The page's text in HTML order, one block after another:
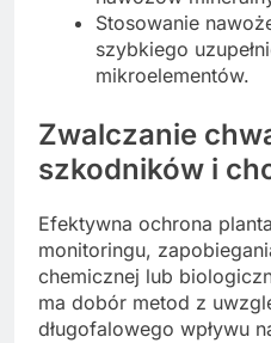
Stosowanie
szybkiego
mikroelementów.
Zwalczanie
szkodników i
Efektywna ochrona
monitoringu,
chemicznej lub
ma dobór metod z
długofalowego wpływu